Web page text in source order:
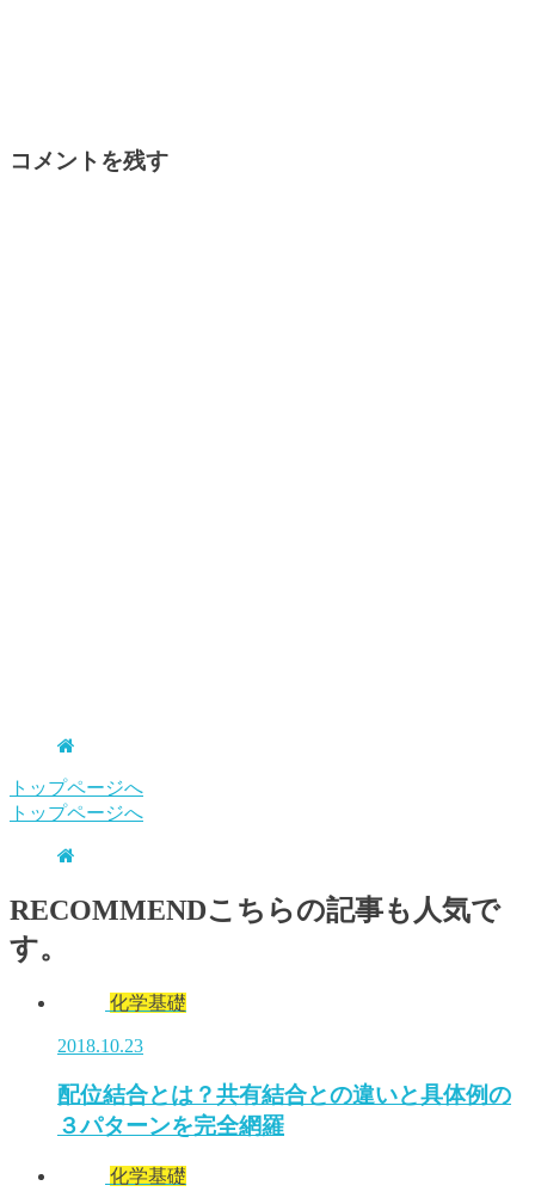
コメントを残す
トップページへ
トップページへ
RECOMMENDこちらの記事も人気で
す。
化学基礎
2018.10.23
配位結合とは？共有結合との違いと具体例の
３パターンを完全網羅
化学基礎